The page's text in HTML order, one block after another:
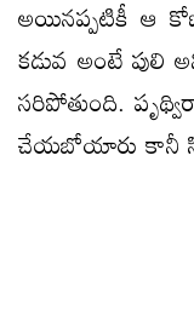
అయినప్పటికీ ఆ
కడువ అంటే పులి
సరిపోతుంది.
చేయబోయారు కానీ